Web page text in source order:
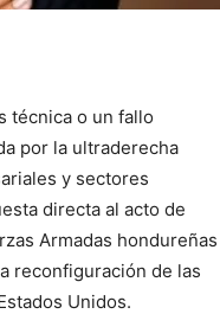
técnica o un fallo
por la ultraderecha
y sectores
directa al acto de
Armadas hondureñas
reconfiguración de las
Unidos.